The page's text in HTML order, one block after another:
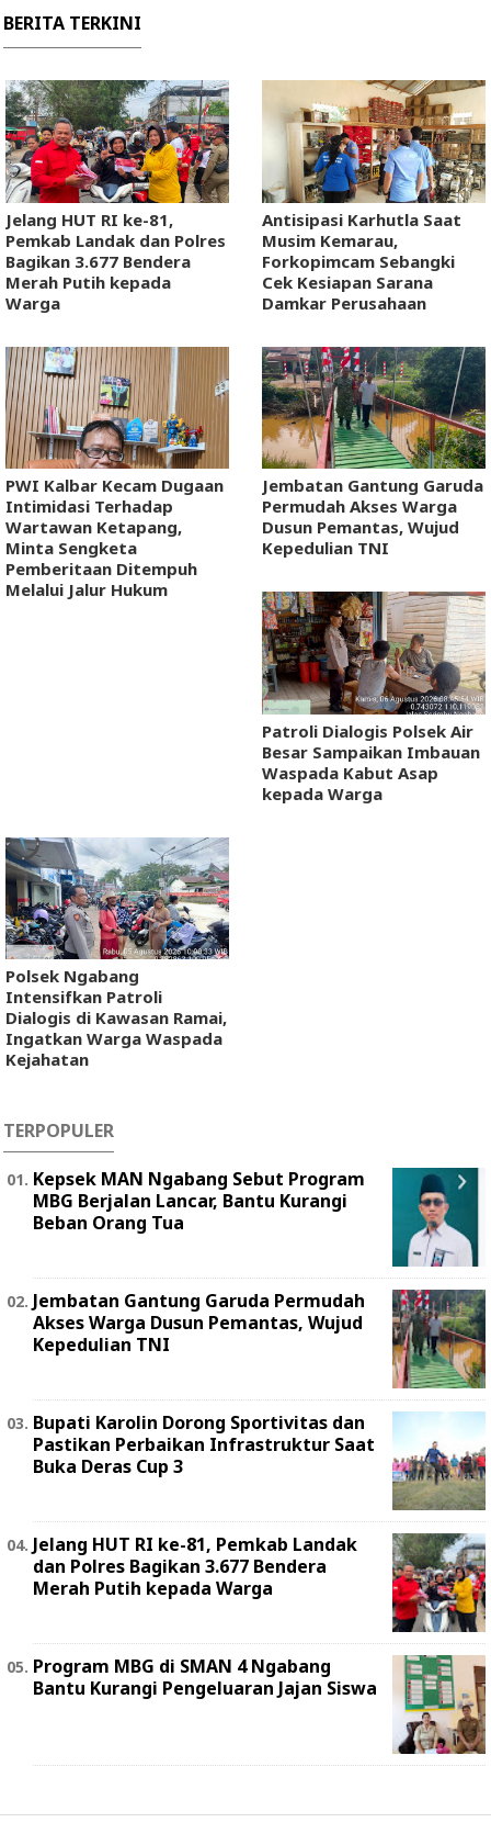
BERITA TERKINI
Jelang HUT RI ke-81,
Pemkab Landak dan Polres
Bagikan 3.677 Bendera
Merah Putih kepada
Warga
Antisipasi Karhutla Saat
Musim Kemarau,
Forkopimcam Sebangki
Cek Kesiapan Sarana
Damkar Perusahaan
PWI Kalbar Kecam Dugaan
Intimidasi Terhadap
Wartawan Ketapang,
Minta Sengketa
Pemberitaan Ditempuh
Melalui Jalur Hukum
Jembatan Gantung Garuda
Permudah Akses Warga
Dusun Pemantas, Wujud
Kepedulian TNI
Patroli Dialogis Polsek Air
Besar Sampaikan Imbauan
Waspada Kabut Asap
kepada Warga
Polsek Ngabang
Intensifkan Patroli
Dialogis di Kawasan Ramai,
Ingatkan Warga Waspada
Kejahatan
TERPOPULER
Kepsek MAN Ngabang Sebut Program
MBG Berjalan Lancar, Bantu Kurangi
Beban Orang Tua
Jembatan Gantung Garuda Permudah
Akses Warga Dusun Pemantas, Wujud
Kepedulian TNI
Bupati Karolin Dorong Sportivitas dan
Pastikan Perbaikan Infrastruktur Saat
Buka Deras Cup 3
Jelang HUT RI ke-81, Pemkab Landak
dan Polres Bagikan 3.677 Bendera
Merah Putih kepada Warga
Program MBG di SMAN 4 Ngabang
Bantu Kurangi Pengeluaran Jajan Siswa